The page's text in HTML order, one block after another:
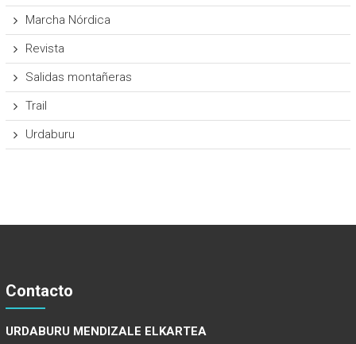
Marcha Nórdica
Revista
Salidas montañeras
Trail
Urdaburu
Contacto
URDABURU MENDIZALE ELKARTEA